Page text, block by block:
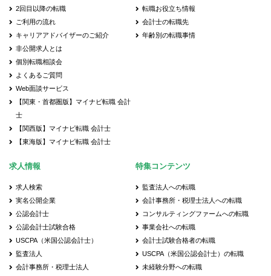
2回目以降の転職
ご利用の流れ
キャリアアドバイザーのご紹介
非公開求人とは
個別転職相談会
よくあるご質問
Web面談サービス
【関東・首都圏版】マイナビ転職 会計
士
【関西版】マイナビ転職 会計士
【東海版】マイナビ転職 会計士
転職お役立ち情報
会計士の転職先
年齢別の転職事情
求人情報
求人検索
実名公開企業
公認会計士
公認会計士試験合格
USCPA（米国公認会計士）
監査法人
会計事務所・税理士法人
特集コンテンツ
監査法人への転職
会計事務所・税理士法人への転職
コンサルティングファームへの転職
事業会社への転職
会計士試験合格者の転職
USCPA（米国公認会計士）の転職
未経験分野への転職